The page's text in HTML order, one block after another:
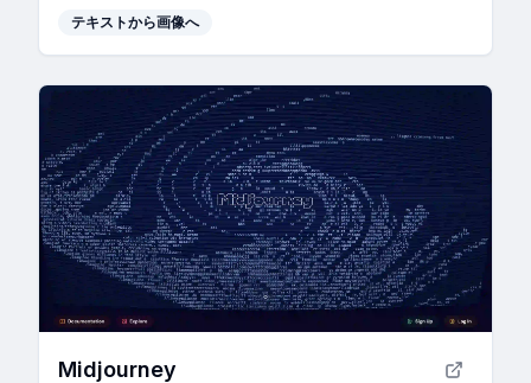
テキストから画像へ
Midjourney